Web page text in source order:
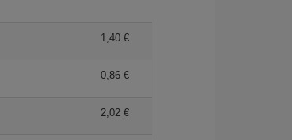
1,40 €
0,86 €
2,02 €